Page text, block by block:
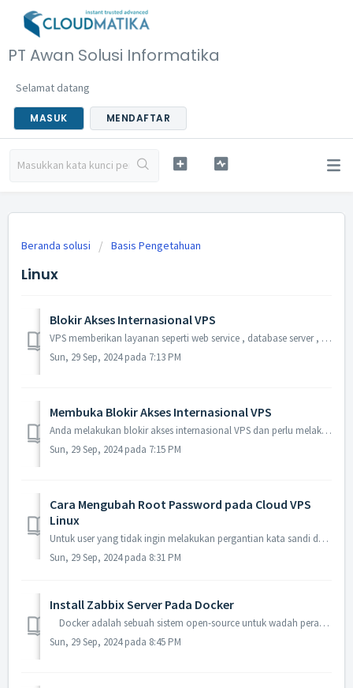
PT Awan Solusi Informatika
Selamat datang
MASUK MENDAFTAR
Beranda solusi Basis Pengetahuan
Linux
Blokir Akses Internasional VPS
VPS memberikan layanan seperti web service , database server , dan masih banyak lagi yang dapat diakses dari dalam ataupun luar negeri. Layanan tersebut bis...
Sun, 29 Sep, 2024 pada 7:13 PM
Membuka Blokir Akses Internasional VPS
Anda melakukan blokir akses internasional VPS dan perlu melakukan penghapusan pada rules tersebut dikarenakan VPS perlu dapat diakses dari Luar Negeri berik...
Sun, 29 Sep, 2024 pada 7:15 PM
Cara Mengubah Root Password pada Cloud VPS
Linux
Untuk user yang tidak ingin melakukan pergantian kata sandi dari dalam server VPS tersebut, Anda juga dapat melakukan pergantian kata sandi pada Cloud VPS ...
Sun, 29 Sep, 2024 pada 8:31 PM
Install Zabbix Server Pada Docker
Docker adalah sebuah sistem open-source untuk wadah perangkat lunak. Wadah-wadah ini membantu perangkat lunak berjalan saat dipindahkan dari satu lingku...
Sun, 29 Sep, 2024 pada 8:45 PM